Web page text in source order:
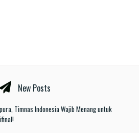
New Posts
Timnas Indonesia Wajib Menang untuk